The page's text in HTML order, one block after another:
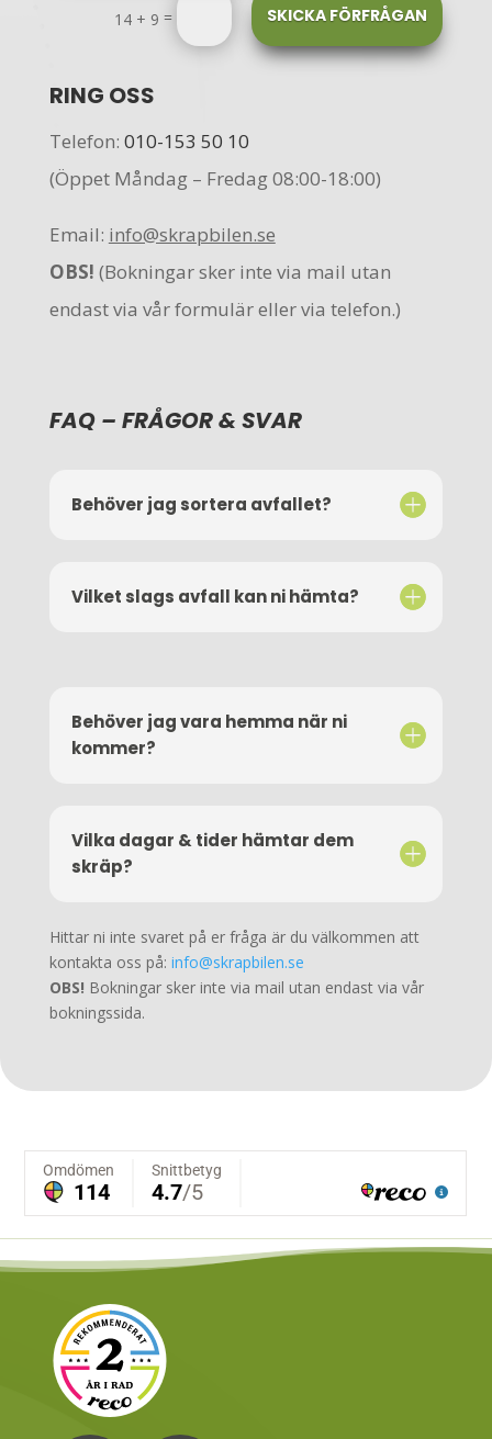
14 + 9 = SKICKA FÖRFRÅGAN
RING OSS
Telefon: 010-153 50 10
(Öppet Måndag – Fredag 08:00-18:00)
Email: info@skrapbilen.se
OBS! (Bokningar sker inte via mail utan
endast via vår formulär eller via telefon.)
FAQ – FRÅGOR & SVAR
Behöver jag sortera avfallet?
Vilket slags avfall kan ni hämta?
Behöver jag vara hemma när ni
kommer?
Vilka dagar & tider hämtar dem
skräp?
Hittar ni inte svaret på er fråga är du välkommen att
kontakta oss på: info@skrapbilen.se
OBS! Bokningar sker inte via mail utan endast via vår
bokningssida.